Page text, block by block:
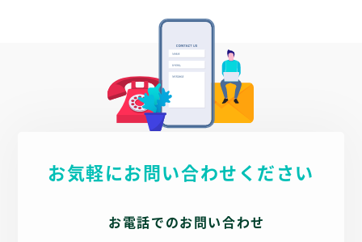
をしっかりと視線誘導ができています。
一般皮膚科や美容皮膚科だけではなく、小児皮膚科を打ち
出しているため、アクセスページにも道順を写真付きで案
内しており、通いやすいクリニックを表現する構成となっ
構成として、特徴などで共感を得られるようなコンテンツ
を配置し、詳細ページに誘導しています。
にも対応し、自分がどの病気なのかが理解できるように配
お気軽にお問い合わせください
お電話でのお問い合わせ